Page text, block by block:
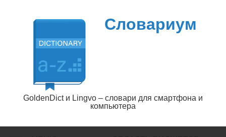
содержимому
Словариум
GoldenDict и Lingvo – словари для смартфона и
компьютера